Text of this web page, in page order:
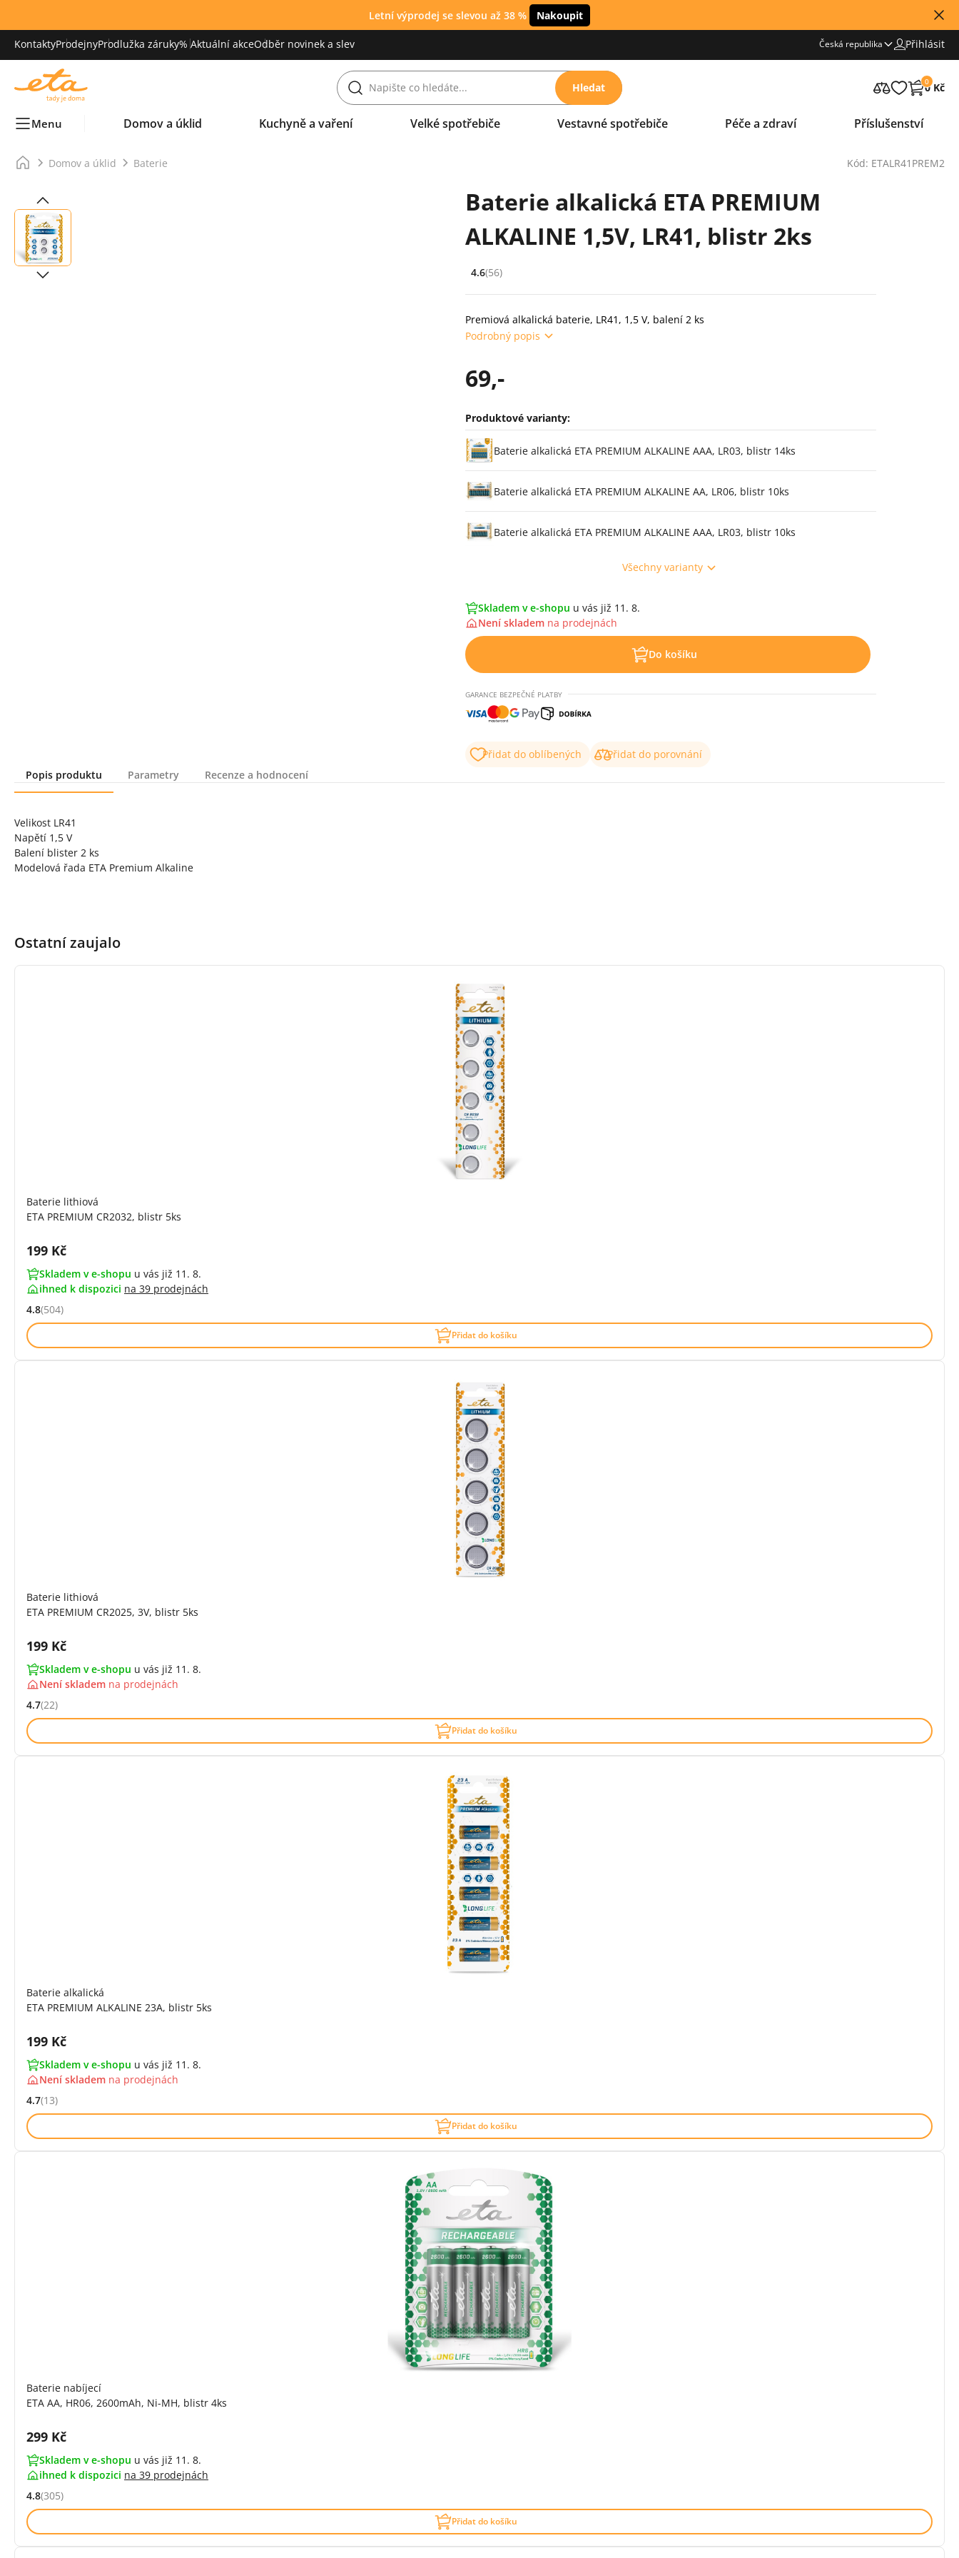
Letní výprodej se slevou až 38 % Nakoupit
KontaktyProdejnyProdlužka záruky% Aktuální akceOdběr novinek a slev Česká republika Přihlásit
Hledat 0
0 Kč
Menu Domov a úklid Kuchyně a vaření Velké spotřebiče Vestavné spotřebiče Péče a zdraví Příslušenství
Domov a úklid Baterie Kód: ETALR41PREM2
Baterie alkalická ETA PREMIUM
ALKALINE 1,5V, LR41, blistr 2ks
Hodnocení: 4.6 z 5 (56 recenzí)
4.6(56)
Premiová alkalická baterie, LR41, 1,5 V, balení 2 ks
Podrobný popis
69,-
Produktové varianty:
Varianty
Baterie alkalická ETA PREMIUM ALKALINE AAA, LR03, blistr 14ks
Baterie alkalická ETA PREMIUM ALKALINE AA, LR06, blistr 10ks
Baterie alkalická ETA PREMIUM ALKALINE AAA, LR03, blistr 10ks
Všechny varianty
Skladem v e-shopu u vás již 11. 8.
Není skladem na prodejnách
Do košíku
GARANCE BEZPEČNÉ PLATBY
Přidat do oblíbených
Přidat do porovnání
Popis produktu
Parametry Recenze a hodnocení
Velikost LR41
Napětí 1,5 V
Balení blister 2 ks
Modelová řada ETA Premium Alkaline
Ostatní zaujalo
Baterie lithiová
ETA PREMIUM CR2032, blistr 5ks
Cena s DPH:
199 Kč
Skladem v e-shopu u vás již 11. 8.
ihned k dispozici na 39 prodejnách
Hodnocení: 4.8 z 5 (504 recenzí)
4.8(504)
Přidat do košíku
Baterie lithiová
ETA PREMIUM CR2025, 3V, blistr 5ks
Cena s DPH:
199 Kč
Skladem v e-shopu u vás již 11. 8.
Není skladem na prodejnách
Hodnocení: 4.7 z 5 (22 recenzí)
4.7(22)
Přidat do košíku
Baterie alkalická
ETA PREMIUM ALKALINE 23A, blistr 5ks
Cena s DPH:
199 Kč
Skladem v e-shopu u vás již 11. 8.
Není skladem na prodejnách
Hodnocení: 4.7 z 5 (13 recenzí)
4.7(13)
Přidat do košíku
Baterie nabíjecí
ETA AA, HR06, 2600mAh, Ni-MH, blistr 4ks
Cena s DPH:
299 Kč
Skladem v e-shopu u vás již 11. 8.
ihned k dispozici na 39 prodejnách
Hodnocení: 4.8 z 5 (305 recenzí)
4.8(305)
Přidat do košíku